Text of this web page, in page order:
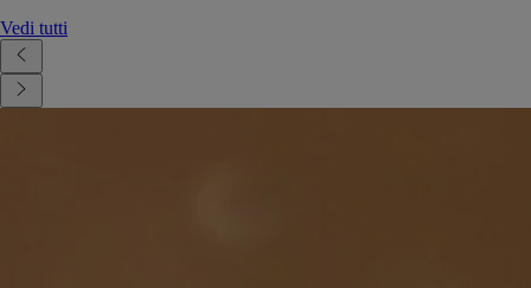
Vedi tutti